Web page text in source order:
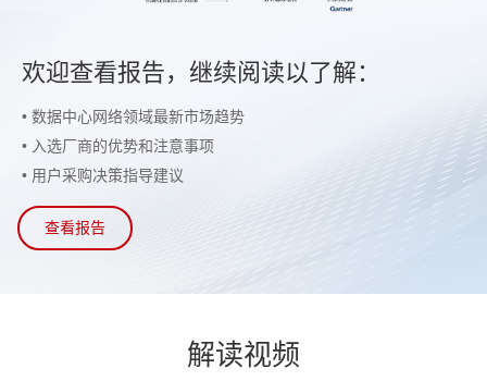
欢迎查看报告，继续阅读以了解：
• 数据中心网络领域最新市场趋势
• 入选厂商的优势和注意事项
• 用户采购决策指导建议
查看报告
解读视频